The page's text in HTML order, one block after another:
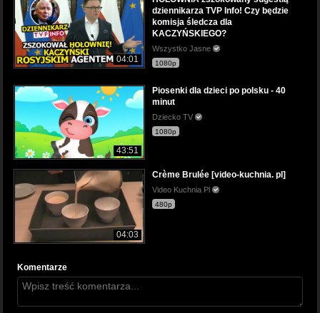
04:01
dziennikarza TVP Info! Czy będzie
komisja śledcza dla
KACZYŃSKIEGO?
Wszystko Jasne
1080p
43:51
Piosenki dla dzieci po polsku - 40
minut
Dziecko TV
1080p
04:03
Crème Brulée [video-kuchnia. pl]
Video Kuchnia Pl
480p
Komentarze